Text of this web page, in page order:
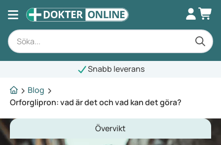
Snabb leverans
Blog
Orforglipron: vad är det och vad kan det göra?
Övervikt